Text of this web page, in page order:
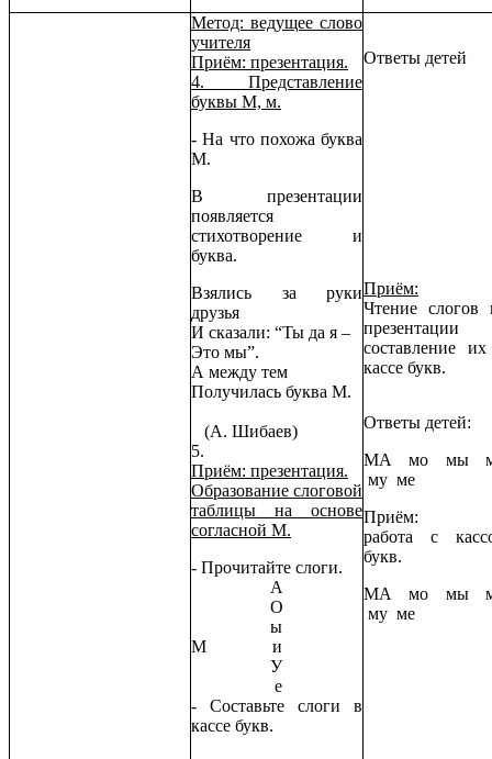
Метод: ведущее слово
учителя
Приём: презентация.
4. Представление
буквы М, м.
- На что похожа буква
М.
В презентации
появляется
стихотворение и
буква.
Взялись за руки
друзья
И сказали: “Ты да я –
Это мы”.
А между тем
Получилась буква М.
(А. Шибаев)
5.
Приём: презентация.
Образование слоговой
таблицы на основе
согласной М.
- Прочитайте слоги.
А
О
ы
М и
У
е
- Составьте слоги в
кассе букв.
Ответы детей
Приём:
Чтение слогов
составление
кассе букв.
Ответы детей:
МА мо мы
му ме
Приём:
работа с
букв.
МА мо мы
му ме